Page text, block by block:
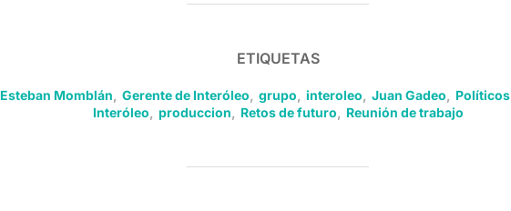
ETIQUETAS
Esteban Momblán Gerente de Interóleo grupo interoleo Juan Gadeo Políticos,
Interóleo
produccion Retos de futuro Reunión de trabajo